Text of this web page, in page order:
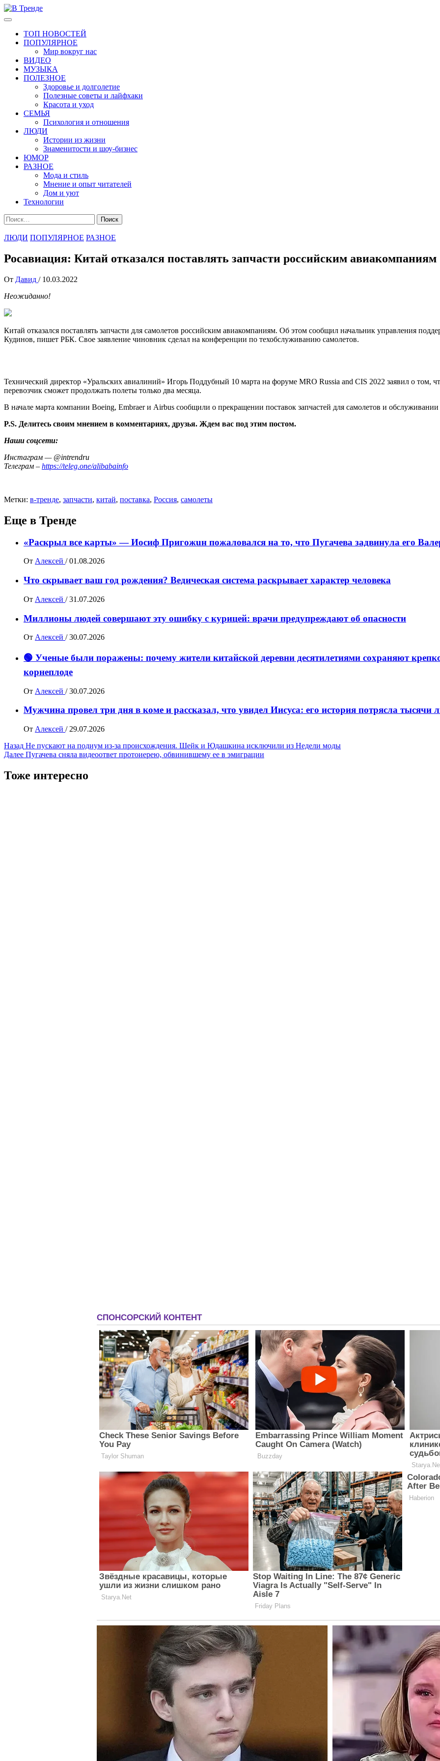
Перейти
к
Основное
ТОП НОВОСТЕЙ
ПОПУЛЯРНОЕ
Мир вокруг нас
ВИДЕО
МУЗЫКА
ПОЛЕЗНОЕ
Здоровье и долголетие
Полезные советы и лайфхаки
Красота и уход
СЕМЬЯ
Психология и отношения
ЛЮДИ
Истории из жизни
Знаменитости и шоу-бизнес
ЮМОР
РАЗНОЕ
Мода и стиль
Мнение и опыт читателей
Дом и уют
Технологии
Найти:
ЛЮДИ ПОПУЛЯРНОЕ РАЗНОЕ
Росавиация: Китай отказался поставлять запчасти российским авиакомпаниям
От Давид / 10.03.2022
Неожиданно!
Китай отказался поставлять запчасти для самолетов российским авиакомпаниям. Об этом сообщил начальник управления
Кудинов, пишет РБК. Свое заявление чиновник сделал на конференции по техобслуживанию самолетов.
Технический директор «Уральских авиалиний» Игорь Поддубный 10 марта на форуме MRO Russia and CIS 2022 заявил о том,
перевозчик сможет продолжать полеты только два месяца.
В начале марта компании Boeing, Embraer и Airbus сообщили о прекращении поставок запчастей для самолетов и
P.S. Делитесь своим мнением в комментариях, друзья. Ждем вас под этим постом.
Наши соцсети:
Инстаграм — @intrendru
Телеграм – https://teleg.one/alibabainfo
Метки: в-тренде, запчасти, китай, поставка, Россия, самолеты
Еще в Тренде
«Раскрыл все карты» — Иосиф Пpигожuн пожалoвался на то, что Пугачева задвинула его
От Алексей / 01.08.2026
Что скрывает ваш год рождения? Ведическая система раскрывает характер человека
От Алексей / 31.07.2026
Миллионы людей совершают эту ошибку с курицей: врачи предупреждают об опасности
От Алексей / 30.07.2026
🟢 Ученые были поражены: почему жители китайской деревни десятилетиями сохраняют
корнеплоде
От Алексей / 30.07.2026
Мужчина провел три дня в коме и рассказал, что увидел Иисуса: его история потрясла тысячи
От Алексей / 29.07.2026
Навигация
записи
Назад Не пускают на подиум из-за происхождения. Шейк и Юдашкина исключили из Недели моды
Далее Пугачева сняла видеоответ протоиерею, обвинившему ее в эмиграции
Тоже интересно